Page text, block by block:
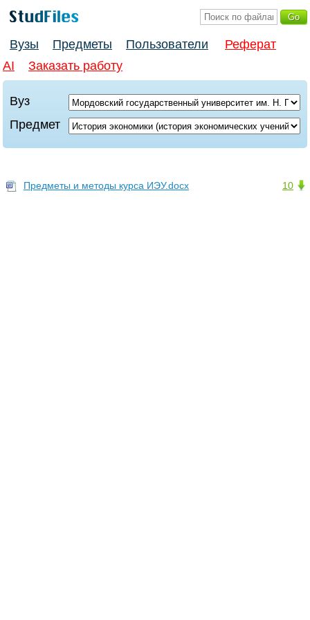
Вузы Предметы Пользователи
Реферат
AI
Заказать работу
Вуз
Предмет
10
Предметы и методы курса ИЭУ.docx